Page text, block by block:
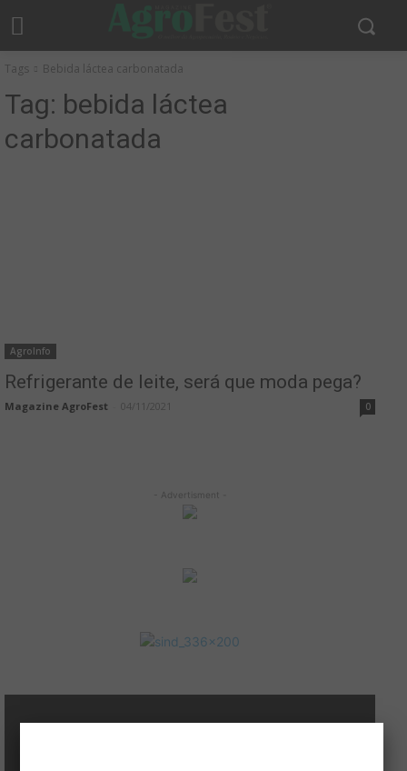
Tags Bebida láctea carbonatada
Tag: bebida láctea
carbonatada
AgroInfo
Refrigerante de leite, será que moda pega?
Magazine AgroFest 04/11/2021 0
- Advertisment -